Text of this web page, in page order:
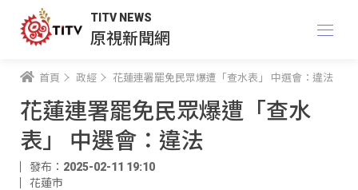
TITV NEWS
原視新聞網
首頁 政經 花蓮連署罷免民眾爆遭「查水表」 中選會：違法
花蓮連署罷免民眾爆遭「查水
表」 中選會：違法
發布：2025-02-11 19:10
花蓮市